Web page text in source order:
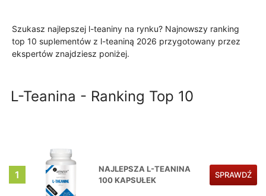
Szukasz najlepszej l-teaniny na rynku? Najnowszy ranking
top 10 suplementów z l-teaniną 2026 przygotowany przez
ekspertów znajdziesz poniżej.
L-Teanina - Ranking Top 10
1
NAJLEPSZA L-TEANINA
100 KAPSUŁEK
SPRAWDŹ